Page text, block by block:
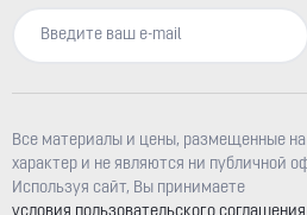
Все материалы и цены, размещенные на
характер и не являются ни публичной
Используя сайт, Вы принимаете